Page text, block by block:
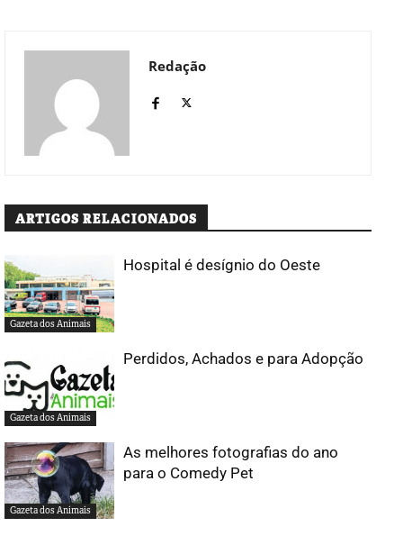
Redação
ARTIGOS RELACIONADOS
Gazeta dos Animais
Hospital é desígnio do Oeste
Gazeta dos Animais
Perdidos, Achados e para Adopção
Gazeta dos Animais
As melhores fotografias do ano
para o Comedy Pet